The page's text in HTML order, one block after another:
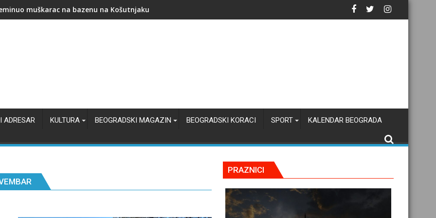
Stari grad: ranac, školski pribor i novčana podrška za polazak u školu
ADRESAR KULTURA BEOGRADSKI MAGAZIN BEOGRADSKI KORACI SPORT KALENDAR BEOGRADA
PRAZNICI